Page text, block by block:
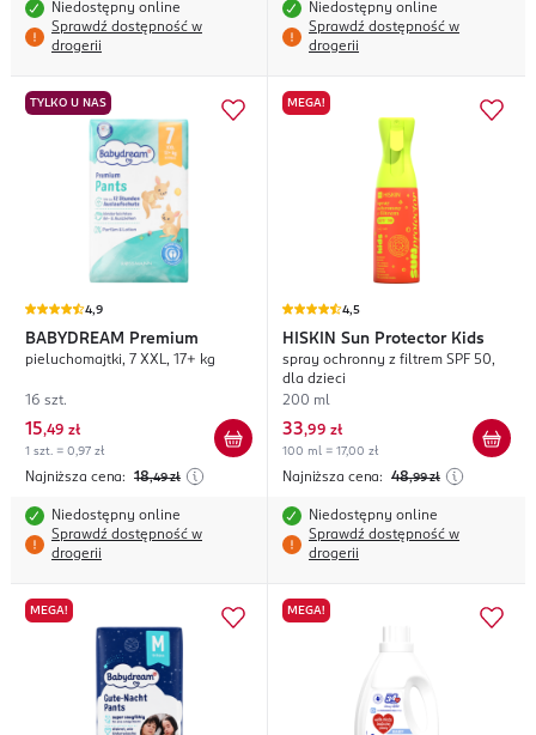
Niedostępny online
Sprawdź dostępność w
drogerii
Niedostępny online
Sprawdź dostępność w
drogerii
TYLKO U NAS
4,9
BABYDREAM Premium
pieluchomajtki, 7 XXL, 17+ kg
16 szt.
15,49 zł
1 szt. = 0,97 zł
Najniższa cena: 18,49 zł
Niedostępny online
Sprawdź dostępność w
drogerii
MEGA!
4,5
HISKIN Sun Protector Kids
spray ochronny z filtrem SPF 50,
dla dzieci
200 ml
33,99 zł
100 ml = 17,00 zł
Najniższa cena: 48,99 zł
Niedostępny online
Sprawdź dostępność w
drogerii
MEGA! MEGA!